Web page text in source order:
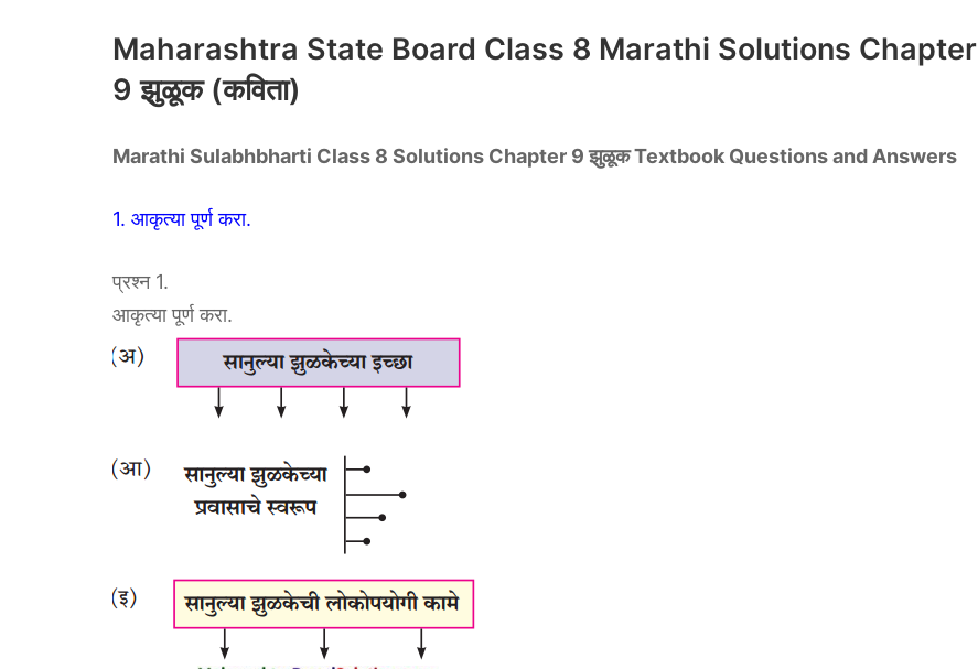
Maharashtra State Board Class 8 Marathi Solutions Chapter
9 झुळूक (कविता)
Marathi Sulabhbharti Class 8 Solutions Chapter 9 झुळूक Textbook Questions and Answers
1. आकृत्या पूर्ण करा.
प्रश्न 1.
आकृत्या पूर्ण करा.